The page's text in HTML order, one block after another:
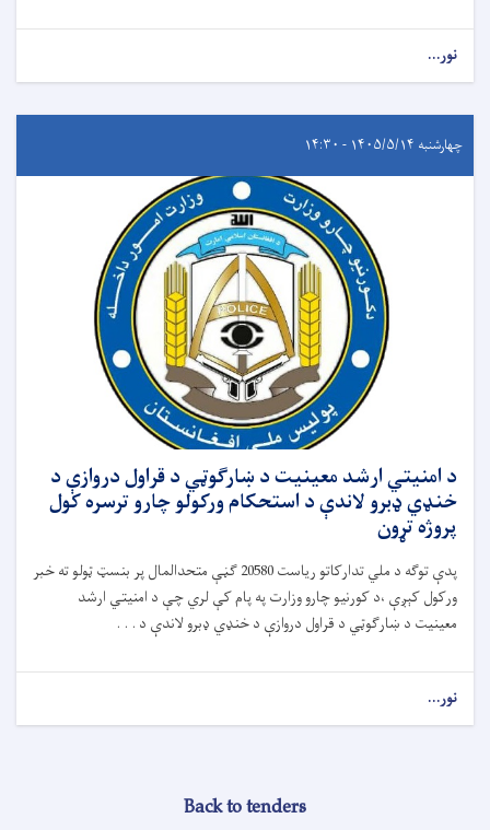
نور...
چهارشنبه ۱۴۰۵/۵/۱۴ - ۱۴:۳۰
د امنیتي ارشد معینیت د ښارګوټي د قراول دروازې د
خنډي ډبرو لاندې د استحکام ورکولو چارو ترسره کول
پروژه تړون
پدې توګه د ملي تدارکاتو ریاست 20580 ګڼې متحدالمال پر بنسټ ټولو ته خبر
ورکول کېږې ،د کورنیو چارو وزارت په پام کې لري چې د امنیتي ارشد
معینیت د ښارګوټي د قراول دروازې د خنډي ډبرو لاندې د . . .
نور...
Back to tenders